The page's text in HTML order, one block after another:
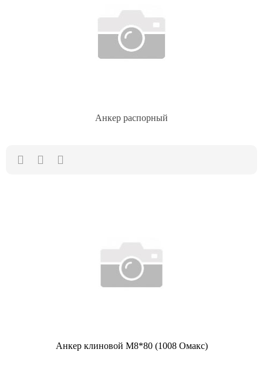
Анкер распорный
Анкер клиновой М8*80 (1008 Омакс)